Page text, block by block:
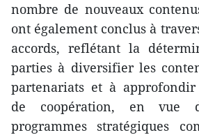
nombre de nouveaux
ont également conclus à
accords, reflétant la
parties à diversifier les
partenariats et à approfondir
de coopération, en vue
programmes stratégiques